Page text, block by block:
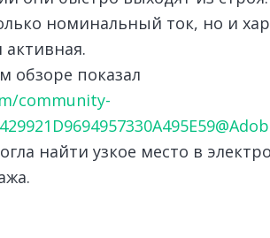
номинальный ток, но и
обзоре показал
community-
найти узкое место в